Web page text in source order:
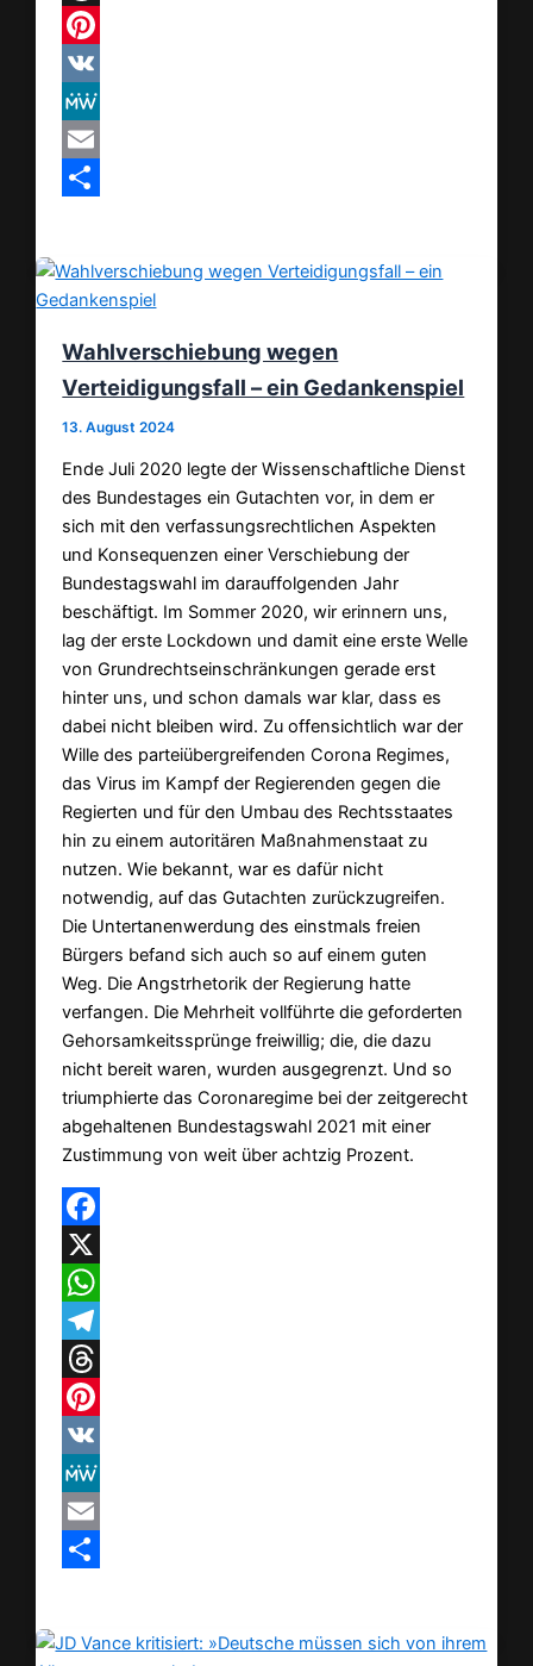
Threads
Pinterest
VK
MeWe
Email
Wahlverschiebung wegen
Verteidigungsfall – ein Gedankenspiel
13. August 2024
Ende Juli 2020 legte der Wissenschaftliche Dienst
des Bundestages ein Gutachten vor, in dem er
sich mit den verfassungsrechtlichen Aspekten
und Konsequenzen einer Verschiebung der
Bundestagswahl im darauffolgenden Jahr
beschäftigt. Im Sommer 2020, wir erinnern uns,
lag der erste Lockdown und damit eine erste Welle
von Grundrechtseinschränkungen gerade erst
hinter uns, und schon damals war klar, dass es
dabei nicht bleiben wird. Zu offensichtlich war der
Wille des parteiübergreifenden Corona Regimes,
das Virus im Kampf der Regierenden gegen die
Regierten und für den Umbau des Rechtsstaates
hin zu einem autoritären Maßnahmenstaat zu
nutzen. Wie bekannt, war es dafür nicht
notwendig, auf das Gutachten zurückzugreifen.
Die Untertanenwerdung des einstmals freien
Bürgers befand sich auch so auf einem guten
Weg. Die Angstrhetorik der Regierung hatte
verfangen. Die Mehrheit vollführte die geforderten
Gehorsamkeitssprünge freiwillig; die, die dazu
nicht bereit waren, wurden ausgegrenzt. Und so
triumphierte das Coronaregime bei der zeitgerecht
abgehaltenen Bundestagswahl 2021 mit einer
Zustimmung von weit über achtzig Prozent.
Facebook
X
WhatsApp
Telegram
Threads
Pinterest
VK
MeWe
Email